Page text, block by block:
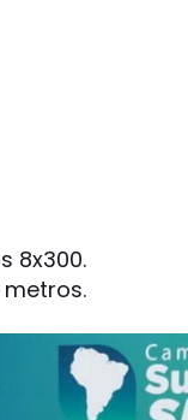
8x300.
metros.